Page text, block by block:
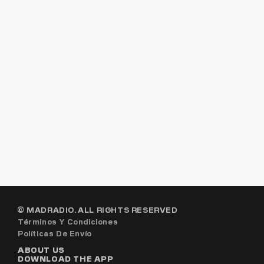
© MADRADIO. ALL RIGHTS RESERVED
Términos Y Condiciones
Políticas De Envío
ABOUT US
DOWNLOAD THE APP